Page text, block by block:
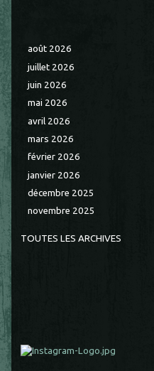
août 2026
juillet 2026
juin 2026
mai 2026
avril 2026
mars 2026
février 2026
janvier 2026
décembre 2025
novembre 2025
TOUTES LES ARCHIVES